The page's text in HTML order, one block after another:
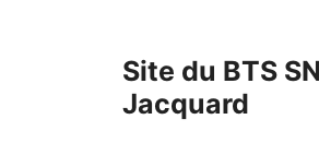
Site du BTS
Jacquard